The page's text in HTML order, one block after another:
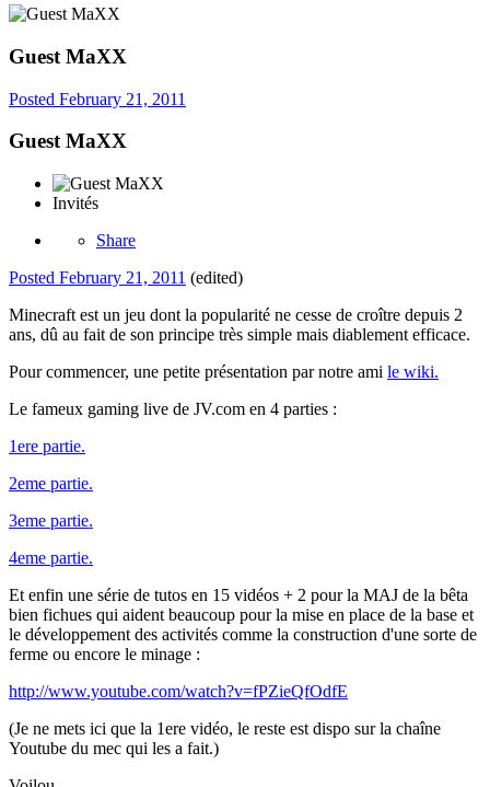
Guest MaXX
Posted February 21, 2011
Guest MaXX
Invités
Share
Posted February 21, 2011 (edited)
Minecraft est un jeu dont la popularité ne cesse de croître depuis 2
ans, dû au fait de son principe très simple mais diablement efficace.
Pour commencer, une petite présentation par notre ami le wiki.
Le fameux gaming live de JV.com en 4 parties :
1ere partie.
2eme partie.
3eme partie.
4eme partie.
Et enfin une série de tutos en 15 vidéos + 2 pour la MAJ de la bêta
bien fichues qui aident beaucoup pour la mise en place de la base et
le développement des activités comme la construction d'une sorte de
ferme ou encore le minage :
http://www.youtube.com/watch?v=fPZieQfOdfE
(Je ne mets ici que la 1ere vidéo, le reste est dispo sur la chaîne
Youtube du mec qui les a fait.)